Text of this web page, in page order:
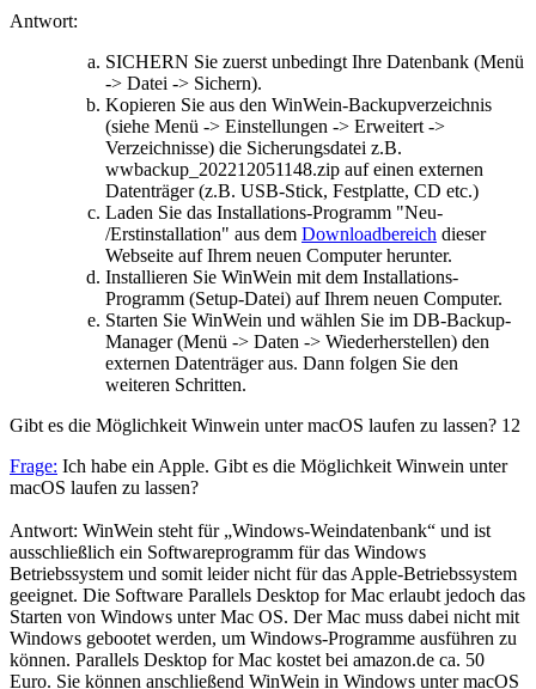
Antwort:
SICHERN Sie zuerst unbedingt Ihre Datenbank (Menü
-> Datei -> Sichern).
Kopieren Sie aus den WinWein-Backupverzeichnis
(siehe Menü -> Einstellungen -> Erweitert ->
Verzeichnisse) die Sicherungsdatei z.B.
wwbackup_202212051148.zip auf einen externen
Datenträger (z.B. USB-Stick, Festplatte, CD etc.)
Laden Sie das Installations-Programm "Neu-
/Erstinstallation" aus dem Downloadbereich dieser
Webseite auf Ihrem neuen Computer herunter.
Installieren Sie WinWein mit dem Installations-
Programm (Setup-Datei) auf Ihrem neuen Computer.
Starten Sie WinWein und wählen Sie im DB-Backup-
Manager (Menü -> Daten -> Wiederherstellen) den
externen Datenträger aus. Dann folgen Sie den
weiteren Schritten.
Gibt es die Möglichkeit Winwein unter macOS laufen zu lassen? 12
Frage: Ich habe ein Apple. Gibt es die Möglichkeit Winwein unter
macOS laufen zu lassen?
Antwort: WinWein steht für „Windows-Weindatenbank“ und ist
ausschließlich ein Softwareprogramm für das Windows
Betriebssystem und somit leider nicht für das Apple-Betriebssystem
geeignet. Die Software Parallels Desktop for Mac erlaubt jedoch das
Starten von Windows unter Mac OS. Der Mac muss dabei nicht mit
Windows gebootet werden, um Windows-Programme ausführen zu
können. Parallels Desktop for Mac kostet bei amazon.de ca. 50
Euro. Sie können anschließend WinWein in Windows unter macOS